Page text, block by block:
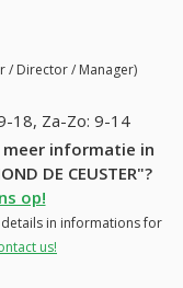
/ Director / Manager)
18, Za-Zo: 9-14
informatie in
DE CEUSTER"?
op!
in informations for
us!